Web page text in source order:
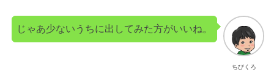
ちびくろ
じゃあ少ないうちに出してみた方がいいね。